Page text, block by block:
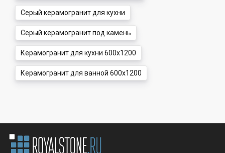
Серый керамогранит для кухни
Серый керамогранит под камень
Керамогранит для кухни 600x1200
Керамогранит для ванной 600x1200